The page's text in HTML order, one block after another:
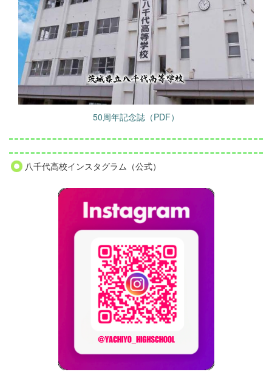
50周年記念誌（PDF）
八千代高校インスタグラム（公式）